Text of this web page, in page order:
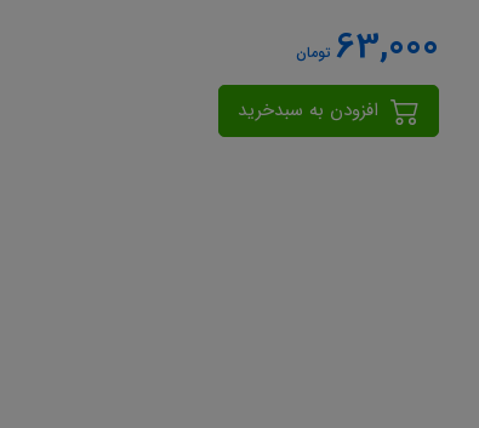
63,000تومان